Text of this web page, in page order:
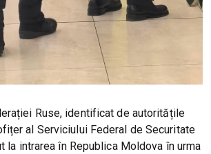
Ruse, identificat de autoritățile
al Serviciului Federal de Securitate
la intrarea în Republica Moldova în urma